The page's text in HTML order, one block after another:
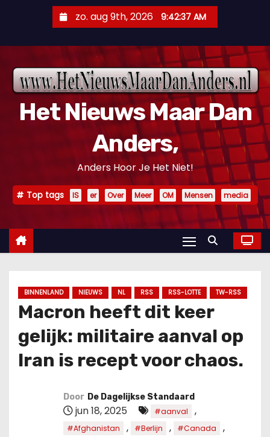
n
zo. aug 9th, 2026 9:42:38 AM
Het Nieuws Maar Dan
Anders,
Anders Hoor Je Het Niet!
Top tags IS er Over Meer OM Mensen media
BINNENLAND NIEUWS NL RSS RSS-LOTTE TW-RSS
Macron heeft dit keer
gelijk: militaire aanval op
Iran is recept voor chaos.
Door De Dagelijkse Standaard
jun 18, 2025 #aanval ,
#Afghanistan , #Berlijn , #Canada ,